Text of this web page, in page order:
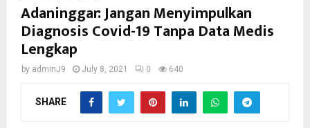
Adaninggar: Jangan Menyimpulkan
Diagnosis Covid-19 Tanpa Data Medis
Lengkap
by adminJ9 July 8, 2021 0 640
SHARE